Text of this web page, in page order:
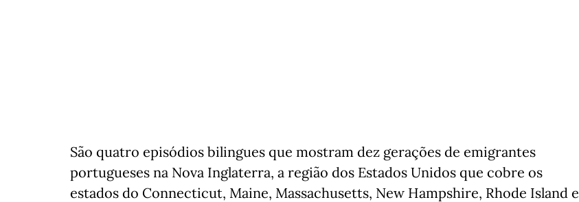
São quatro episódios bilingues que mostram dez gerações de emigrantes
portugueses na Nova Inglaterra, a região dos Estados Unidos que cobre os
estados do Connecticut, Maine, Massachusetts, New Hampshire, Rhode Island e